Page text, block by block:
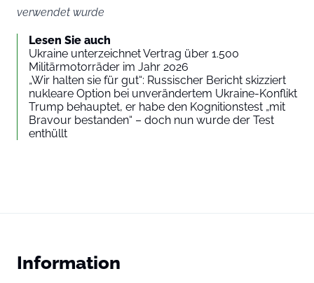
verwendet wurde
Lesen Sie auch
Ukraine unterzeichnet Vertrag über 1.500
Militärmotorräder im Jahr 2026
„Wir halten sie für gut“: Russischer Bericht skizziert
nukleare Option bei unverändertem Ukraine-Konflikt
Trump behauptet, er habe den Kognitionstest „mit
Bravour bestanden“ – doch nun wurde der Test
enthüllt
Information